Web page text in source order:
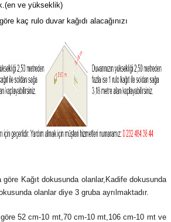
ve yükseklik)
kaç rulo duvar kağıdı alacağınızı
göre Kağıt dokusunda olanlar,Kadife dokusunda
olanlar diye 3 gruba ayrılmaktadır.
göre 52 cm-10 mt,70 cm-10 mt,106 cm-10 mt ve